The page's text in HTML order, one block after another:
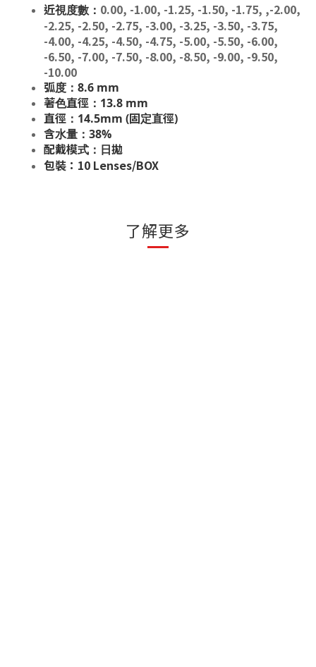
近視度數： 0.00, -1.00, -1.25, -1.50, -1.75, ,-2.00,
-2.25, -2.50, -2.75, -3.00, -3.25, -3.50, -3.75,
-4.00, -4.25, -4.50, -4.75, -5.00, -5.50, -6.00,
-6.50, -7.00, -7.50, -8.00, -8.50, -9.00, -9.50,
-10.00
弧度：8.6 mm
著色直徑：13.8 mm
直徑：14.5mm (固定直徑)
含水量：38%
配戴模式：日拋
包裝：10 Lenses/BOX
了解更多